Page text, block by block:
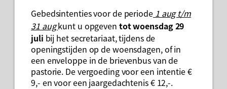
Gebedsintenties voor de periode1 aug t/m
31 augkunt u opgeven tot woensdag 29
juli bij het secretariaat, tijdens de
openingstijden op de woensdagen, of in
een enveloppe in de brievenbus van de
pastorie. De vergoeding voor een intentie €
9,- en voor een jaargedachtenis € 12,-.